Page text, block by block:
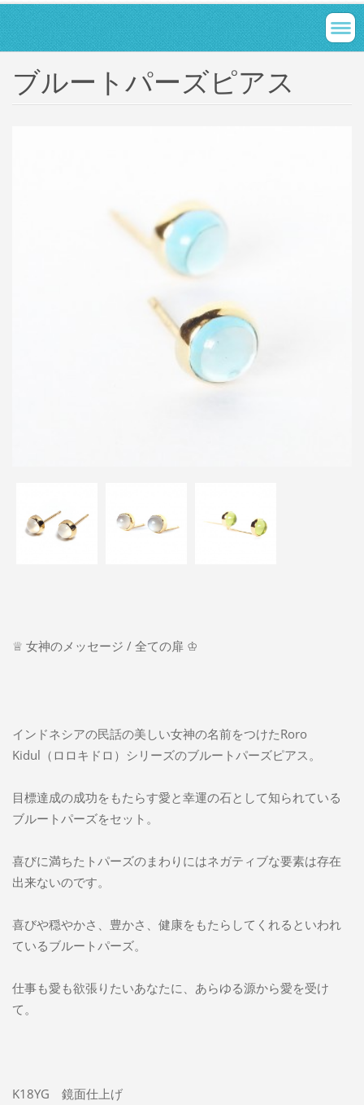
ブルートパーズピアス
♕ 女神のメッセージ / 全ての扉 ♔
インドネシアの民話の美しい女神の名前をつけたRoro
Kidul（ロロキドロ）シリーズのブルートパーズピアス。
目標達成の成功をもたらす愛と幸運の石として知られている
ブルートパーズをセット。
喜びに満ちたトパーズのまわりにはネガティブな要素は存在
出来ないのです。
喜びや穏やかさ、豊かさ、健康をもたらしてくれるといわれ
ているブルートパーズ。
仕事も愛も欲張りたいあなたに、あらゆる源から愛を受け
て。
K18YG 鏡面仕上げ